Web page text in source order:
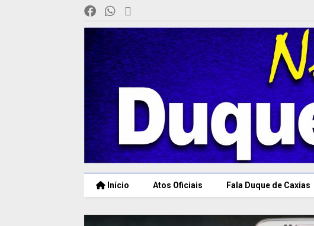
Início Atos Oficiais Fala Duque de Caxias